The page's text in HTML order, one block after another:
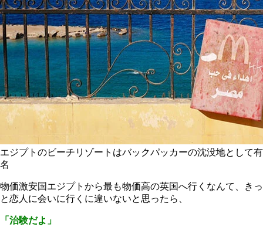
エジプトのビーチリゾートはバックパッカーの沈没地として有
名
物価激安国エジプトから最も物価高の英国へ行くなんて、きっ
と恋人に会いに行くに違いないと思ったら、
「治験だよ」